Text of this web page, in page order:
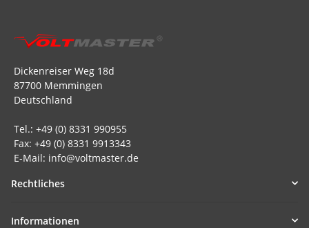
Dickenreiser Weg 18d
87700 Memmingen
Deutschland
Tel.: +49 (0) 8331 990955
Fax: +49 (0) 8331 9913343
E-Mail: info@voltmaster.de
Rechtliches
Informationen